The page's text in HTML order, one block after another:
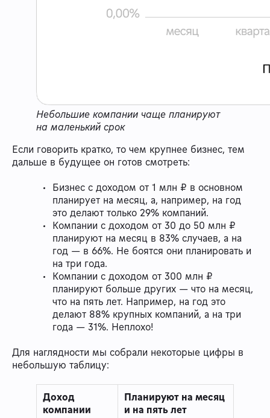
Небольшие компании чаще планируют
на маленький срок
Если говорить кратко, то чем крупнее бизнес, тем
дальше в будущее он готов смотреть:
Бизнес с доходом от 1 млн ₽ в основном
планирует на месяц, а, например, на год
это делают только 29% компаний.
Компании с доходом от 30 до 50 млн ₽
планируют на месяц в 83% случаев, а на
год — в 66%. Не боятся они планировать и
на три года.
Компании с доходом от 300 млн ₽
планируют больше других — что на месяц,
что на пять лет. Например, на год это
делают 88% крупных компаний, а на три
года — 31%. Неплохо!
Для наглядности мы собрали некоторые цифры в
небольшую таблицу:
Доход
компании
Планируют на месяц
и на пять лет